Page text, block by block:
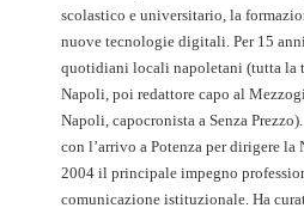
scolastico e universitario, la
nuove tecnologie digitali. Per 15
quotidiani locali napoletani (tutta la
Napoli, poi redattore capo al
Napoli, capocronista a Senza
con l’arrivo a Potenza per dirigere la
2004 il principale impegno
comunicazione istituzionale. Ha